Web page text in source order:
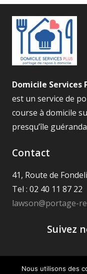
Domicile Services
est un service de
course à domicile
presqu’île
Contact
41, Route de
Tel : 02 40 11 87 22
lawson@portage-
Suivez
Nous utilisons des